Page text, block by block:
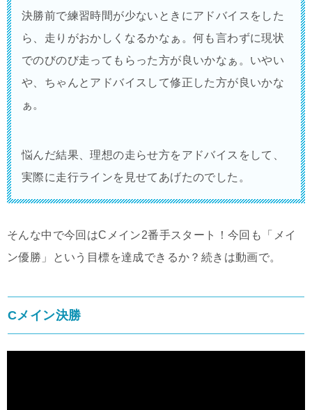
決勝前で練習時間が少ないときにアドバイスをした
ら、走りがおかしくなるかなぁ。何も言わずに現状
でのびのび走ってもらった方が良いかなぁ。いやい
や、ちゃんとアドバイスして修正した方が良いかな
ぁ。
悩んだ結果、理想の走らせ方をアドバイスをして、
実際に走行ラインを見せてあげたのでした。
そんな中で今回はCメイン2番手スタート！今回も「メイ
ン優勝」という目標を達成できるか？続きは動画で。
Cメイン決勝